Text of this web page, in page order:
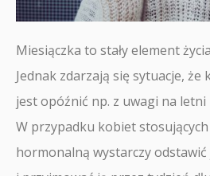
Miesiączka to stały element
Jednak zdarzają się sytuacje,
jest opóźnić np. z uwagi na
W przypadku kobiet
hormonalną wystarczy